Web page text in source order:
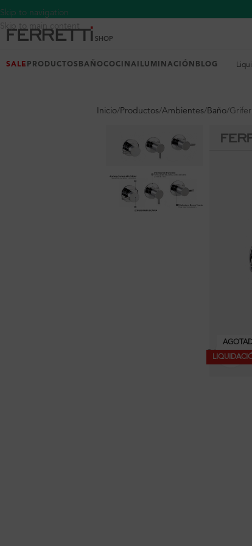
Skip to navigation
Skip to main content
SALE PRODUCTOS BAÑOCOCINA ILUMINACIÓN BLOG
Inicio Productos Ambientes Baño